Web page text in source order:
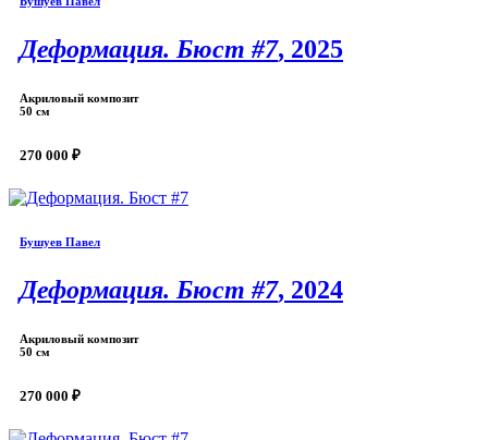
Деформация. Бюст #7, 2025
Акриловый композит
50 см
270 000 ₽
Бушуев Павел
Деформация. Бюст #7, 2024
Акриловый композит
50 см
270 000 ₽